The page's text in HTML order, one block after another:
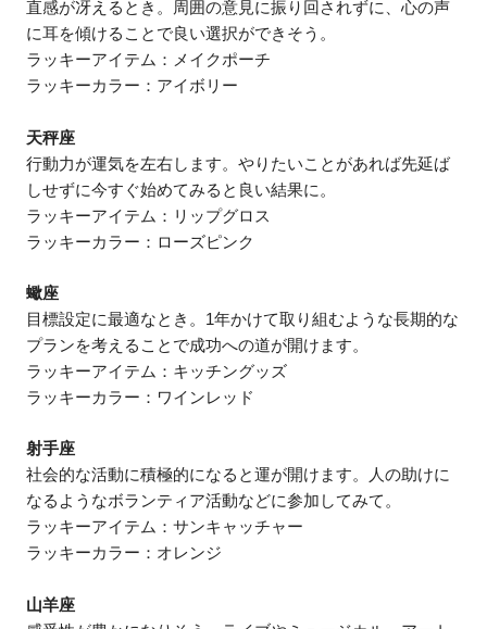
直感が冴えるとき。周囲の意見に振り回されずに、心の声
に耳を傾けることで良い選択ができそう。
ラッキーアイテム：メイクポーチ
ラッキーカラー：アイボリー
天秤座
行動力が運気を左右します。やりたいことがあれば先延ば
しせずに今すぐ始めてみると良い結果に。
ラッキーアイテム：リップグロス
ラッキーカラー：ローズピンク
蠍座
目標設定に最適なとき。1年かけて取り組むような長期的な
プランを考えることで成功への道が開けます。
ラッキーアイテム：キッチングッズ
ラッキーカラー：ワインレッド
射手座
社会的な活動に積極的になると運が開けます。人の助けに
なるようなボランティア活動などに参加してみて。
ラッキーアイテム：サンキャッチャー
ラッキーカラー：オレンジ
山羊座